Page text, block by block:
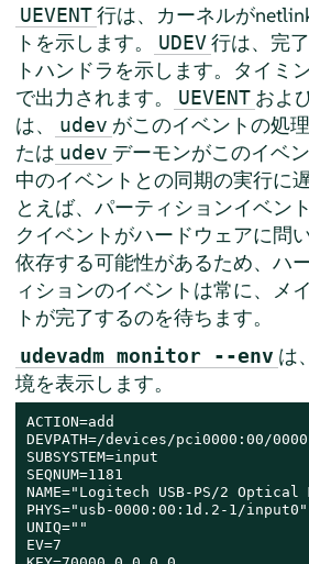
UEVENT 行は、カーネルが
トを示します。
UDEV 行は、完
トハンドラを示します。タイミ
で出力されます。
UEVENT およ
は、
udev がこのイベントの処
たは udev デーモンがこのイベ
中のイベントとの同期の実行に
とえば、パーティションイベン
クイベントがハードウェアに問
依存する可能性があるため、ハ
ィションのイベントは常に、メ
トが完了するのを待ちます。
udevadm monitor --env は
境を表示します。
ACTION=add
DEVPATH=/devices/pci0000:00/
SUBSYSTEM=input
SEQNUM=1181
NAME="Logitech USB-PS/2 Optical
PHYS="usb-0000:00:1d.2-1/input0"
UNIQ=""
EV=7